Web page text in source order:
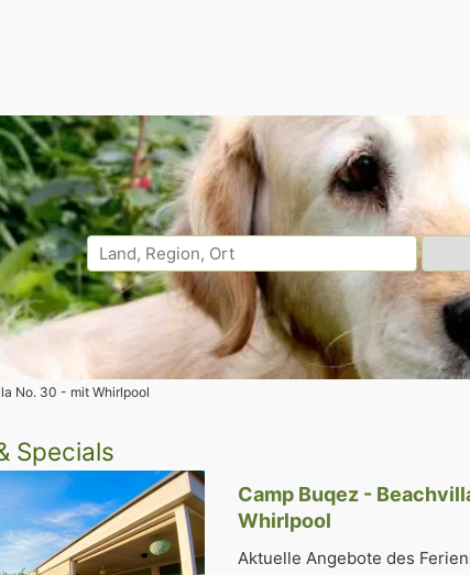
No. 30 - mit Whirlpool
Specials
Camp Buqez -
Whirlpool
Aktuelle Angebote des